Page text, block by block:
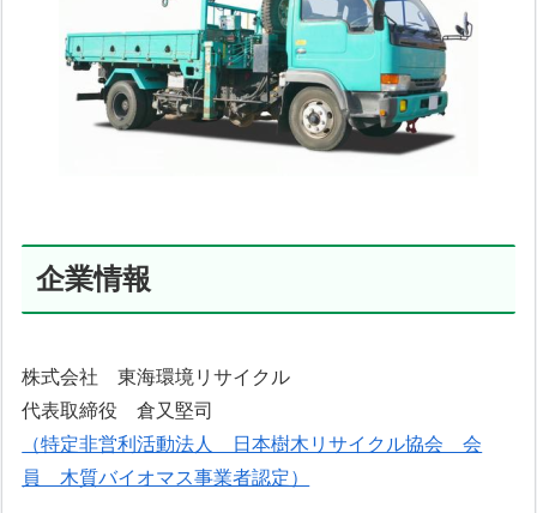
企業情報
株式会社 東海環境リサイクル
代表取締役 倉又堅司
（特定非営利活動法人 日本樹木リサイクル協会 会
員 木質バイオマス事業者認定）